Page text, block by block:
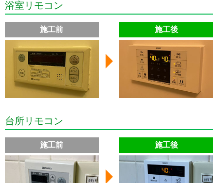
浴室リモコン
施工前 施工後
台所リモコン
施工前 施工後